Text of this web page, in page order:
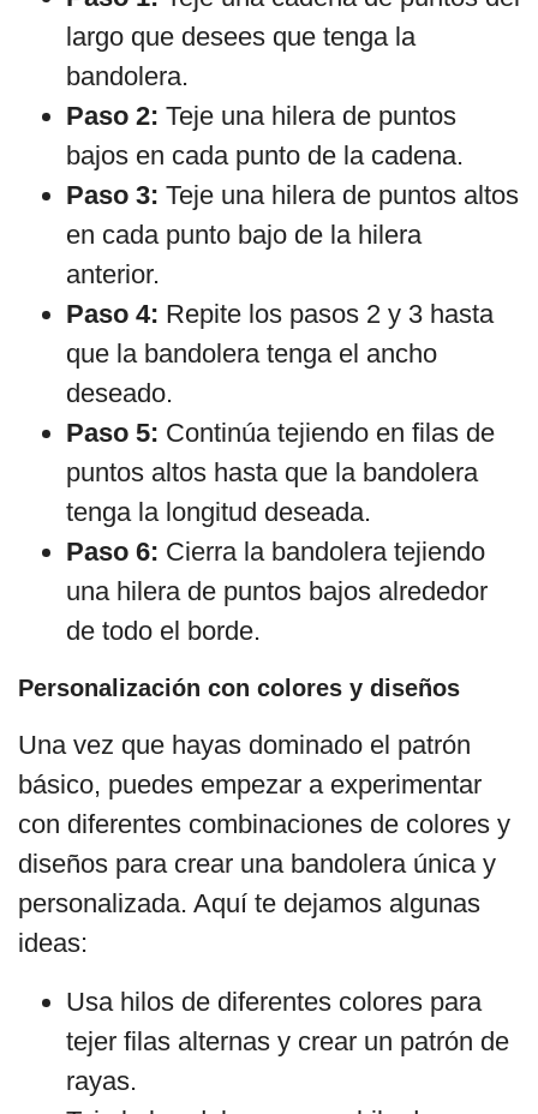
largo que desees que tenga la
bandolera.
Paso 2: Teje una hilera de puntos
bajos en cada punto de la cadena.
Paso 3: Teje una hilera de puntos altos
en cada punto bajo de la hilera
anterior.
Paso 4: Repite los pasos 2 y 3 hasta
que la bandolera tenga el ancho
deseado.
Paso 5: Continúa tejiendo en filas de
puntos altos hasta que la bandolera
tenga la longitud deseada.
Paso 6: Cierra la bandolera tejiendo
una hilera de puntos bajos alrededor
de todo el borde.
Personalización con colores y diseños
Una vez que hayas dominado el patrón
básico, puedes empezar a experimentar
con diferentes combinaciones de colores y
diseños para crear una bandolera única y
personalizada. Aquí te dejamos algunas
ideas:
Usa hilos de diferentes colores para
tejer filas alternas y crear un patrón de
rayas.